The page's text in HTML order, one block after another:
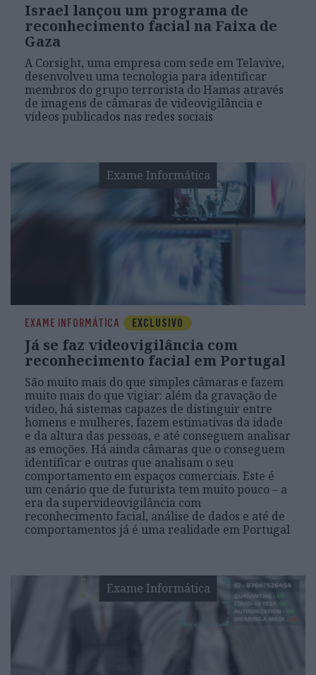
Israel lançou um programa de
reconhecimento facial na Faixa de
Gaza
A Corsight, uma empresa com sede em Telavive,
desenvolveu uma tecnologia para identificar
membros do grupo terrorista do Hamas através
de imagens de câmaras de videovigilância e
vídeos publicados nas redes sociais
Exame Informática
EXAME INFORMÁTICA EXCLUSIVO
Já se faz videovigilância com
reconhecimento facial em Portugal
São muito mais do que simples câmaras e fazem
muito mais do que vigiar: além da gravação de
vídeo, há sistemas capazes de distinguir entre
homens e mulheres, fazem estimativas da idade
e da altura das pessoas, e até conseguem analisar
as emoções. Há ainda câmaras que o conseguem
identificar e outras que analisam o seu
comportamento em espaços comerciais. Este é
um cenário que de futurista tem muito pouco – a
era da supervideovigilância com
reconhecimento facial, análise de dados e até de
comportamentos já é uma realidade em Portugal
Exame Informática